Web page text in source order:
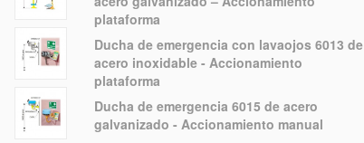
plataforma
Ducha de emergencia con lavaojos 6013 de
acero inoxidable - Accionamiento
plataforma
Ducha de emergencia 6015 de acero
galvanizado - Accionamiento manual